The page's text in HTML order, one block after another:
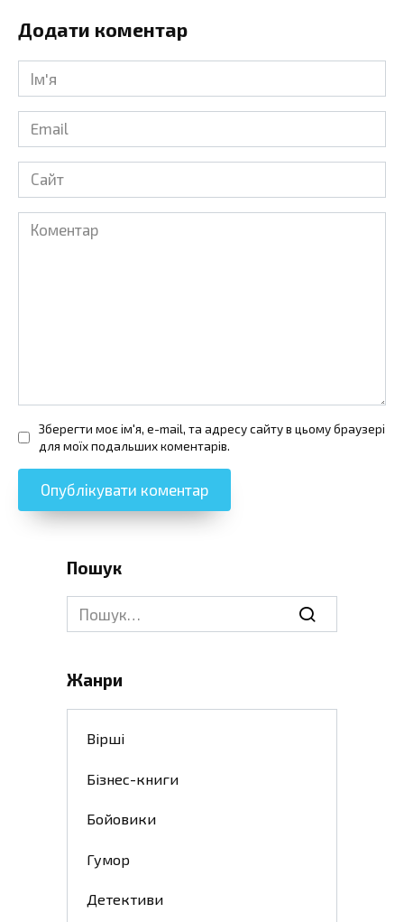
Додати коментар
Ім'я
Email
Сайт
Коментар
Зберегти моє ім'я, e-mail, та адресу сайту в цьому браузері
для моїх подальших коментарів.
Пошук
Search
for:
Жанри
Вірші
Бізнес-книги
Бойовики
Гумор
Детективи